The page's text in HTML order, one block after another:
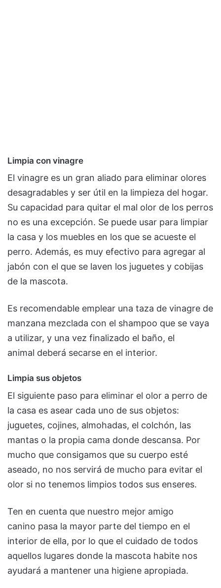
Limpia con vinagre
El vinagre es un gran aliado para eliminar olores
desagradables y ser útil en la limpieza del hogar.
Su capacidad para quitar el mal olor de los perros
no es una excepción. Se puede usar para limpiar
la casa y los muebles en los que se acueste el
perro. Además, es muy efectivo para agregar al
jabón con el que se laven los juguetes y cobijas
de la mascota.
Es recomendable emplear una taza de vinagre de
manzana mezclada con el shampoo que se vaya
a utilizar, y una vez finalizado el baño, el
animal deberá secarse en el interior.
Limpia sus objetos
El siguiente paso para eliminar el olor a perro de
la casa es asear cada uno de sus objetos:
juguetes, cojines, almohadas, el colchón, las
mantas o la propia cama donde descansa. Por
mucho que consigamos que su cuerpo esté
aseado, no nos servirá de mucho para evitar el
olor si no tenemos limpios todos sus enseres.
Ten en cuenta que nuestro mejor amigo
canino pasa la mayor parte del tiempo en el
interior de ella, por lo que el cuidado de todos
aquellos lugares donde la mascota habite nos
ayudará a mantener una higiene apropiada.